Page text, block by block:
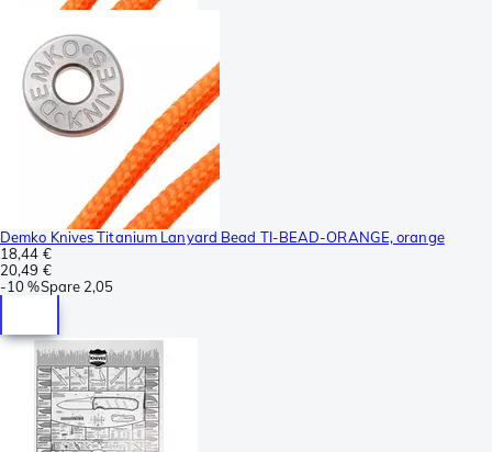
Demko Knives Titanium Lanyard Bead TI-BEAD-ORANGE, orange
18,44 €
20,49 €
-10 %Spare 2,05